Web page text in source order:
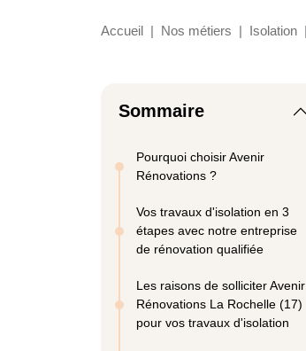
Accueil Nos métiers Isolation
Sommaire
Pourquoi choisir Avenir
Rénovations ?
Vos travaux d'isolation en 3
étapes avec notre entreprise
de rénovation qualifiée
Les raisons de solliciter Avenir
Rénovations La Rochelle (17)
pour vos travaux d'isolation